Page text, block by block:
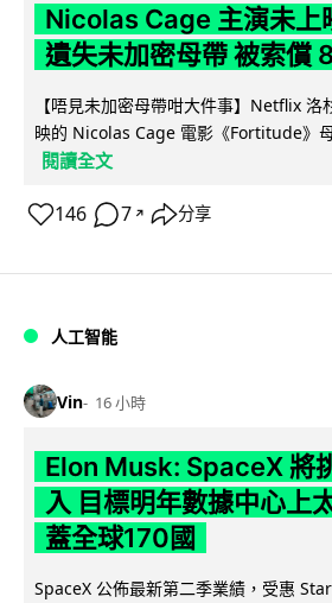
Nicolas Cage 主演未
遺失未加密母帶 被索償
【唔見未加密母帶咁大件事】Netflix 洛
映的 Nicolas Cage 電影《Fortitude》
閱讀全文
146 7 ↗ 分享
人工智能
Vin 16 小時
Elon Musk: SpaceX 將
入 目標明年數據中心上
蓋全球170國
SpaceX 公佈最新第二季業績，受惠